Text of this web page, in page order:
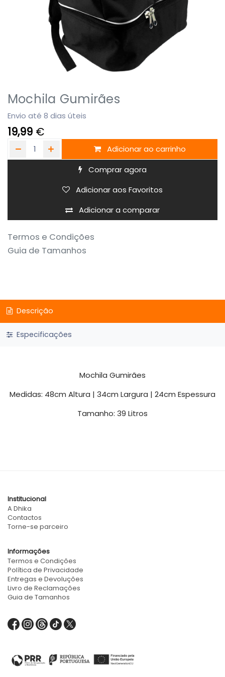
Mochila Gumirães
Envio até 8 dias úteis
19,99 €
Adicionar ao carrinho
Comprar agora
Adicionar a comparar
Adicionar aos Favoritos
Termos e Condições
Guia de Tamanhos
Descrição
Especificações
Mochila Gumirães
Medidas: 48cm Altura | 34cm Largura | 24cm Espessura
Tamanho: 39 Litros
Institucional
A Dhika
Contactos
Torne-se parceiro
Informações
Termos e Condições
Política de Privacidade
Entregas e Devoluções
Livro de Reclamações
Guia de Tamanhos